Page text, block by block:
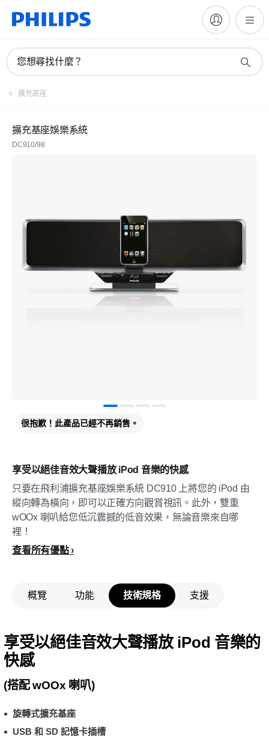
您想尋找什麼？
擴充底座
擴充基座娛樂系統
DC910/98
享受以絕佳音效大聲播放 iPod 音樂的快感
只要在飛利浦擴充基座娛樂系統 DC910 上將您的 iPod 由
縱向轉為橫向，即可以正確方向觀賞視訊。此外，雙重
wOOx 喇叭給您低沉震撼的低音效果，無論音樂來自哪
裡！
查看所有優點
很抱歉！此產品已經不再銷售。
概覽 功能 技術規格 支援
享受以絕佳音效大聲播放 iPod 音樂的
快感
(搭配 wOOx 喇叭)
旋轉式擴充基座
USB 和 SD 記憶卡插槽